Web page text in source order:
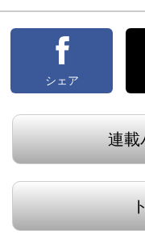
シェア
連載